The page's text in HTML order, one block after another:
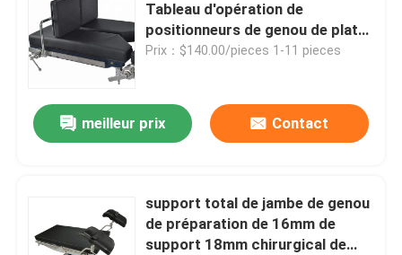
Tableau d'opération de
positionneurs de genou de plat
d'agenouillement de support de
Prix：$140.00/pieces 1-11 pieces
meilleur prix Contact
support total de jambe de genou
de préparation de 16mm de
support 18mm chirurgical de